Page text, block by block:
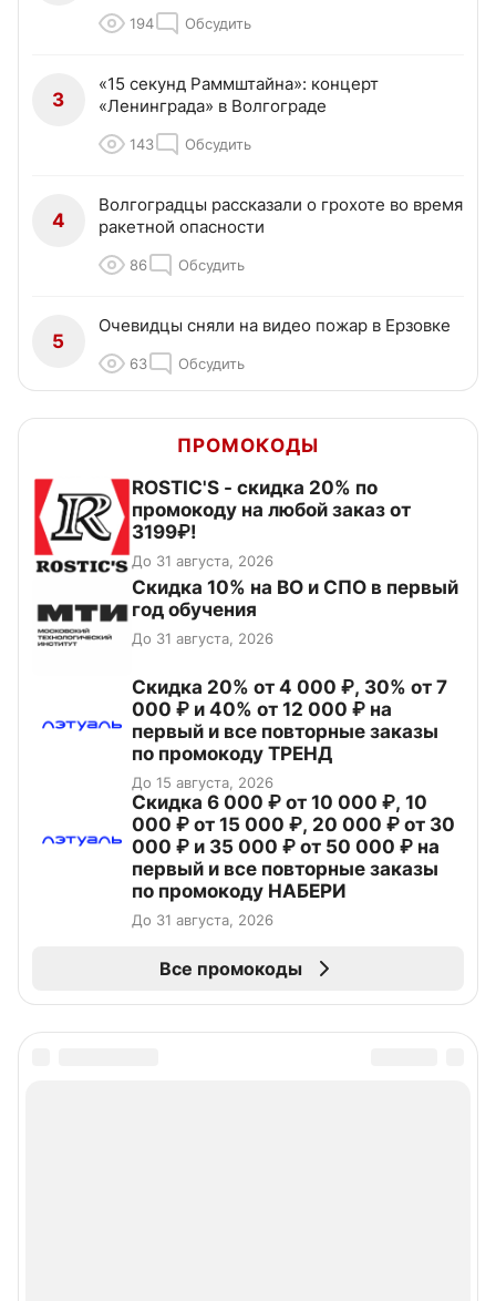
194 Обсудить
3
«15 секунд Раммштайна»: концерт
«Ленинграда» в Волгограде
143 Обсудить
4
Волгоградцы рассказали о грохоте во время
ракетной опасности
86 Обсудить
5
Очевидцы сняли на видео пожар в Ерзовке
63 Обсудить
ПРОМОКОДЫ
ROSTIC'S - скидка 20% по
промокоду на любой заказ от
3199₽!
До 31 августа, 2026
Скидка 10% на ВО и СПО в первый
год обучения
До 31 августа, 2026
Скидка 20% от 4 000 ₽, 30% от 7
000 ₽ и 40% от 12 000 ₽ на
первый и все повторные заказы
по промокоду ТРЕНД
До 15 августа, 2026
Скидка 6 000 ₽ от 10 000 ₽, 10
000 ₽ от 15 000 ₽, 20 000 ₽ от 30
000 ₽ и 35 000 ₽ от 50 000 ₽ на
первый и все повторные заказы
по промокоду НАБЕРИ
До 31 августа, 2026
Все промокоды